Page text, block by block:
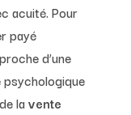
acuité. Pour
payé
d’une
la vente